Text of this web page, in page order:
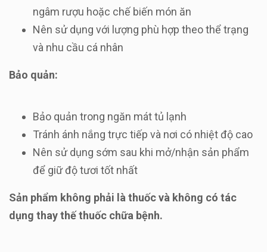
ngâm rượu hoặc chế biến món ăn
Nên sử dụng với lượng phù hợp theo thể trạng
và nhu cầu cá nhân
Bảo quản:
Bảo quản trong ngăn mát tủ lạnh
Tránh ánh nắng trực tiếp và nơi có nhiệt độ cao
Nên sử dụng sớm sau khi mở/nhận sản phẩm
để giữ độ tươi tốt nhất
Sản phẩm không phải là thuốc và không có tác
dụng thay thế thuốc chữa bệnh.